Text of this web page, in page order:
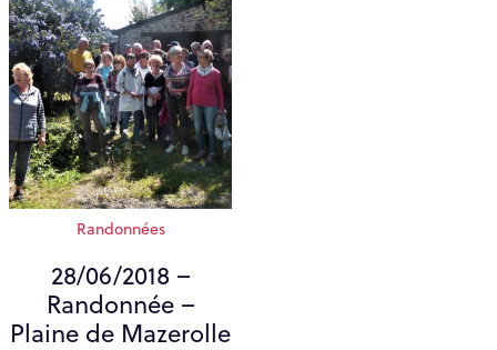
Randonnées
28/06/2018 –
Randonnée –
Plaine de Mazerolle